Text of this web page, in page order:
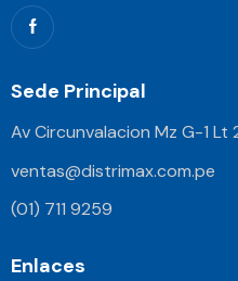
Sede Principal
Av Circunvalacion Mz G-1 Lt
ventas@distrimax.com.pe
(01) 711 9259
Enlaces